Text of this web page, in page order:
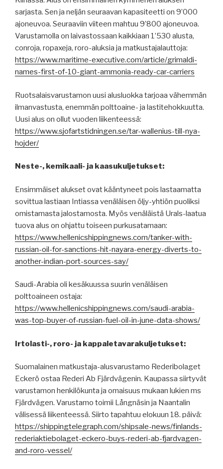
sarjasta. Sen ja neljän seuraavan kapasiteetti on 9’000
ajoneuvoa. Seuraaviin viiteen mahtuu 9’800 ajoneuvoa.
Varustamolla on laivastossaan kaikkiaan 1’530 alusta,
conroja, ropaxeja, roro-aluksia ja matkustajalauttoja:
https://www.maritime-executive.com/article/grimaldi-
names-first-of-10-giant-ammonia-ready-car-carriers
Ruotsalaisvarustamon uusi alusluokka tarjoaa vähemmän
ilmanvastusta, enemmän polttoaine- ja lastitehokkuutta.
Uusi alus on ollut vuoden liikenteessä:
https://www.sjofartstidningen.se/tar-wallenius-till-nya-
hojder/
Neste-, kemikaali- ja kaasukuljetukset:
Ensimmäiset alukset ovat kääntyneet pois lastaamatta
sovittua lastiaan Intiassa venäläisen öljy-yhtiön puoliksi
omistamasta jalostamosta. Myös venäläistä Urals-laatua
tuova alus on ohjattu toiseen purkusatamaan:
https://www.hellenicshippingnews.com/tanker-with-
russian-oil-for-sanctions-hit-nayara-energy-diverts-to-
another-indian-port-sources-say/
Saudi-Arabia oli kesäkuussa suurin venäläisen
polttoaineen ostaja:
https://www.hellenicshippingnews.com/saudi-arabia-
was-top-buyer-of-russian-fuel-oil-in-june-data-shows/
Irtolasti-, roro- ja kappaletavarakuljetukset:
Suomalainen matkustaja-alusvarustamo Rederibolaget
Eckerö ostaa Rederi Ab Fjärdvägenin. Kaupassa siirtyvät
varustamon henkilökunta ja omaisuus mukaan lukien ms
Fjärdvägen. Varustamo toimii Långnäsin ja Naantalin
välisessä liikenteessä. Siirto tapahtuu elokuun 18. päivä:
https://shippingtelegraph.com/shipsale-news/finlands-
rederiaktiebolaget-eckero-buys-rederi-ab-fjardvagen-
and-roro-vessel/